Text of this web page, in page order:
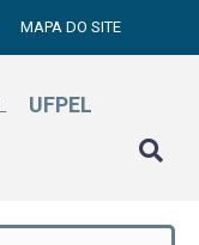
MAPA DO SITE
UFPEL